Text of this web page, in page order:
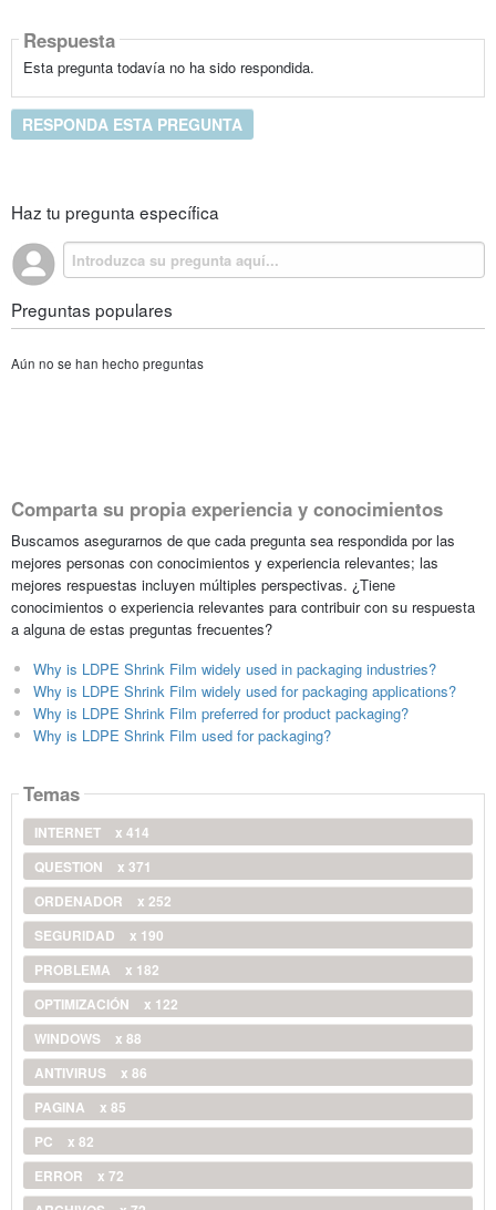
Respuesta
Esta pregunta todavía no ha sido respondida.
RESPONDA ESTA PREGUNTA
Haz tu pregunta específica
Preguntas populares
Aún no se han hecho preguntas
Comparta su propia experiencia y conocimientos
Buscamos asegurarnos de que cada pregunta sea respondida por las
mejores personas con conocimientos y experiencia relevantes; las
mejores respuestas incluyen múltiples perspectivas. ¿Tiene
conocimientos o experiencia relevantes para contribuir con su respuesta
a alguna de estas preguntas frecuentes?
Why is LDPE Shrink Film widely used in packaging industries?
Why is LDPE Shrink Film widely used for packaging applications?
Why is LDPE Shrink Film preferred for product packaging?
Why is LDPE Shrink Film used for packaging?
Temas
INTERNET
x 414
QUESTION
x 371
ORDENADOR
x 252
SEGURIDAD
x 190
PROBLEMA
x 182
OPTIMIZACIÓN
x 122
WINDOWS
x 88
ANTIVIRUS
x 86
PAGINA
x 85
PC
x 82
ERROR
x 72